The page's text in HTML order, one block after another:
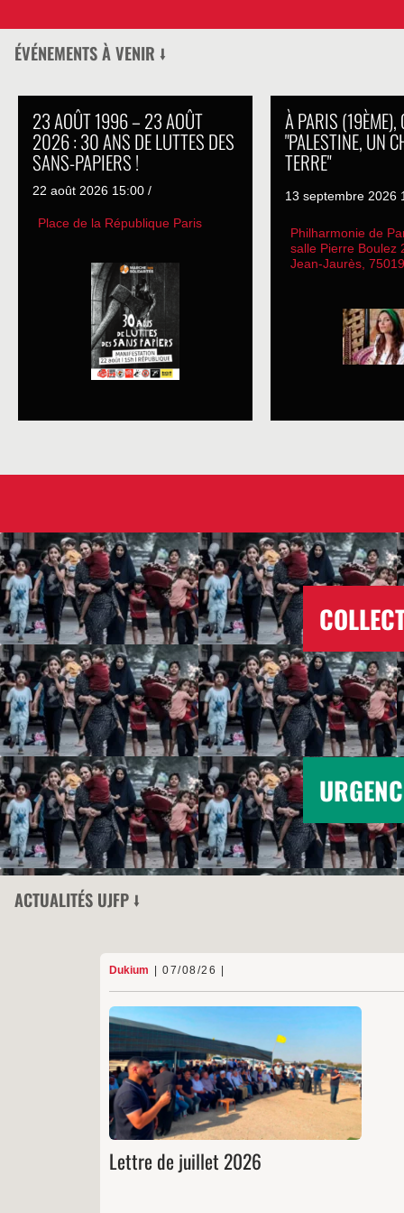
ÉVÉNEMENTS À VENIR ⭣
23 AOÛT 1996 – 23 AOÛT
2026 : 30 ANS DE LUTTES DES
SANS-PAPIERS !
22 août 2026 15:00 /
Place de la République Paris
À PARIS (19ÈME),
"PALESTINE, UN
TERRE"
13 septembre 2026
Philharmonie de
salle Pierre Boulez
Jean-Jaurès,
ACTUALITÉS UJFP ⭣
Dukium 07/08/26
Lettre de juillet 2026
Soutien à Al-Araqib : 16 ans de résistance obstinée
Le 25 juillet, le Dukium (aussi appelé NCF pour
« Forum pour la Coexistence dans le Néguev » en
anglais) a eu la fierté de coorganiser la 16e édition
de l’événement annuel dédié au sumud
(persévérance, résilience, ténacité…) d’Al-Araqib,
marquant ainsi seize années
…
Lettre
de
juillet
2026